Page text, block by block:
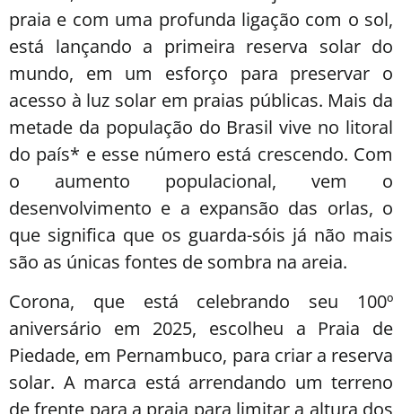
praia e com uma profunda ligação com o sol,
está lançando a primeira reserva solar do
mundo, em um esforço para preservar o
acesso à luz solar em praias públicas. Mais da
metade da população do Brasil vive no litoral
do país* e esse número está crescendo. Com
o aumento populacional, vem o
desenvolvimento e a expansão das orlas, o
que significa que os guarda-sóis já não mais
são as únicas fontes de sombra na areia.
Corona, que está celebrando seu 100º
aniversário em 2025, escolheu a Praia de
Piedade, em Pernambuco, para criar a reserva
solar. A marca está arrendando um terreno